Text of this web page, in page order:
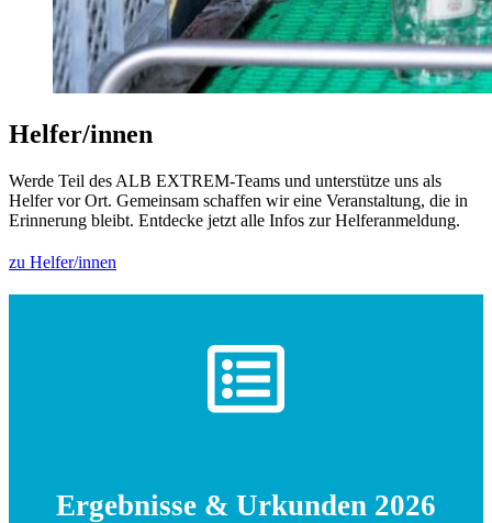
Helfer/innen
Werde Teil des ALB EXTREM-Teams und unterstütze uns als
Helfer vor Ort. Gemeinsam schaffen wir eine Veranstaltung, die in
Erinnerung bleibt. Entdecke jetzt alle Infos zur Helferanmeldung.
zu Helfer/innen
Ergebnisse & Urkunden 2026